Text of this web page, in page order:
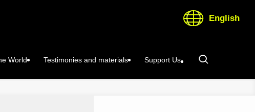
World Testimonies and materials Support Us
English